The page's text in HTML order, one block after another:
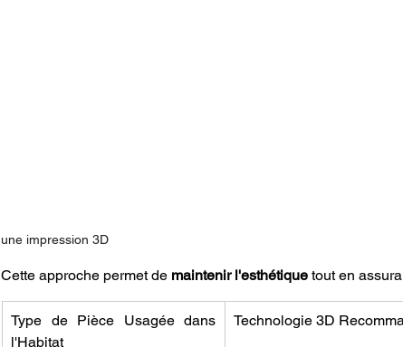
une impression 3D
Cette approche permet de maintenir l'esthétique tout en
Type de Pièce Usagée dans
l'Habitat
Technologie 3D